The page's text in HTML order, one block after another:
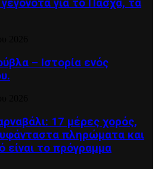
για το Πάσχα, τα
– Ιστορία ενός
17 μέρες χορός,
πληρώματα και
το πρόγραμμα